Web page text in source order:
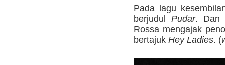
Pada lagu
berjudulPudar. Dan
Rossa mengajak
bertajuk Hey Ladies. (